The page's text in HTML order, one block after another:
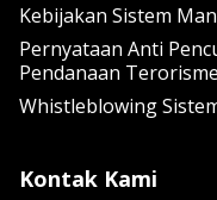
Kebijakan Sistem
Pernyataan Anti
Pendanaan
Whistleblowing
Kontak Kami